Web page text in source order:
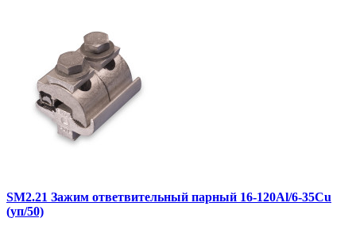
SM2.21 Зажим ответвительный парный 16-120Al/6-35Cu
(уп/50)